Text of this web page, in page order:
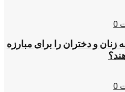
0
و دختران را برای مبارزه
0